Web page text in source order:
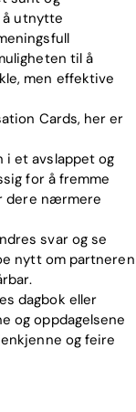
å utnytte
til å
men effektive
Cards, her er
i et avslappet og
for å fremme
dere nærmere
svar og se
nytt om partneren
dagbok eller
og oppdagelsene
og feire